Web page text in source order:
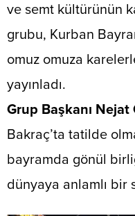
ve semt kültürünün
grubu, Kurban
omuz omuza
yayınladı.
Grup Başkanı Nejat
Bakraç’ta tatilde
bayramda gönül
dünyaya anlamlı bir